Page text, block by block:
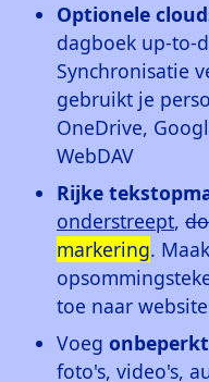
Optionele
dagboek up-to-
Synchronisatie
gebruikt je
OneDrive,
WebDAV
Rijke
onderstreept,
markering.
toe naar
Voeg
foto's, video's,